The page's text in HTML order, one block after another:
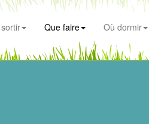
Que faire Où dormir